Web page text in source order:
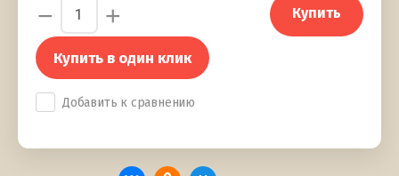
− + Купить
Купить в один клик
Добавить к сравнению